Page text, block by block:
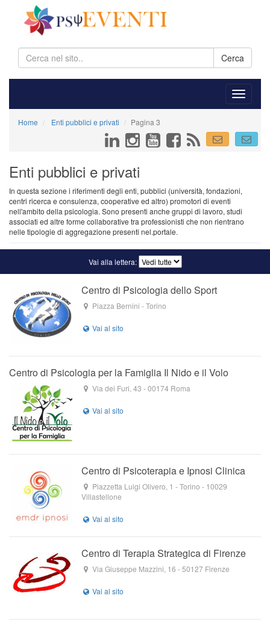
Cerca
Home Enti pubblici e privati Pagina 3
Enti pubblici e privati
In questa sezione i riferimenti degli enti, pubblici (università, fondazioni,
centri ricerca e consulenza, cooperative ed altro) promotori di eventi
nell'ambito della psicologia. Sono presenti anche gruppi di lavoro, studi
associati ed altre forme collaborative tra professionisti che non rientrano
nelle tipologie di aggregazione presenti nel.portale.
Vai alla lettera:
Centro di Psicologia dello Sport
Piazza Bernini -Torino
Centro di Psicologia per la Famiglia Il Nido e il Volo
Via dei Furi, 43 -00174 Roma
Centro di Psicoterapia e Ipnosi Clinica
Piazzetta Luigi Olivero, 1 - Torino - 10029
Villastellone
Centro di Terapia Strategica di Firenze
Via Giuseppe Mazzini, 16 -50127 Firenze